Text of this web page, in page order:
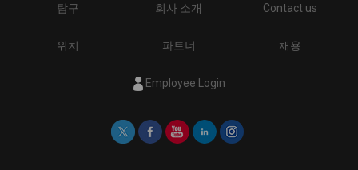
탐구 회사 소개 Contact us
위치 파트너 채용
Employee Login